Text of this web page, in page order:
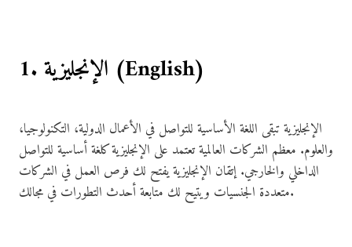
1. الإنجليزية (English)
الإنجليزية تبقى اللغة الأساسية للتواصل في الأعمال الدولية، التكنولوجيا،
والعلوم. معظم الشركات العالمية تعتمد على الإنجليزية كلغة أساسية للتواصل
الداخلي والخارجي. إتقان الإنجليزية يفتح لك فرص العمل في الشركات
متعددة الجنسيات ويتيح لك متابعة أحدث التطورات في مجالك.